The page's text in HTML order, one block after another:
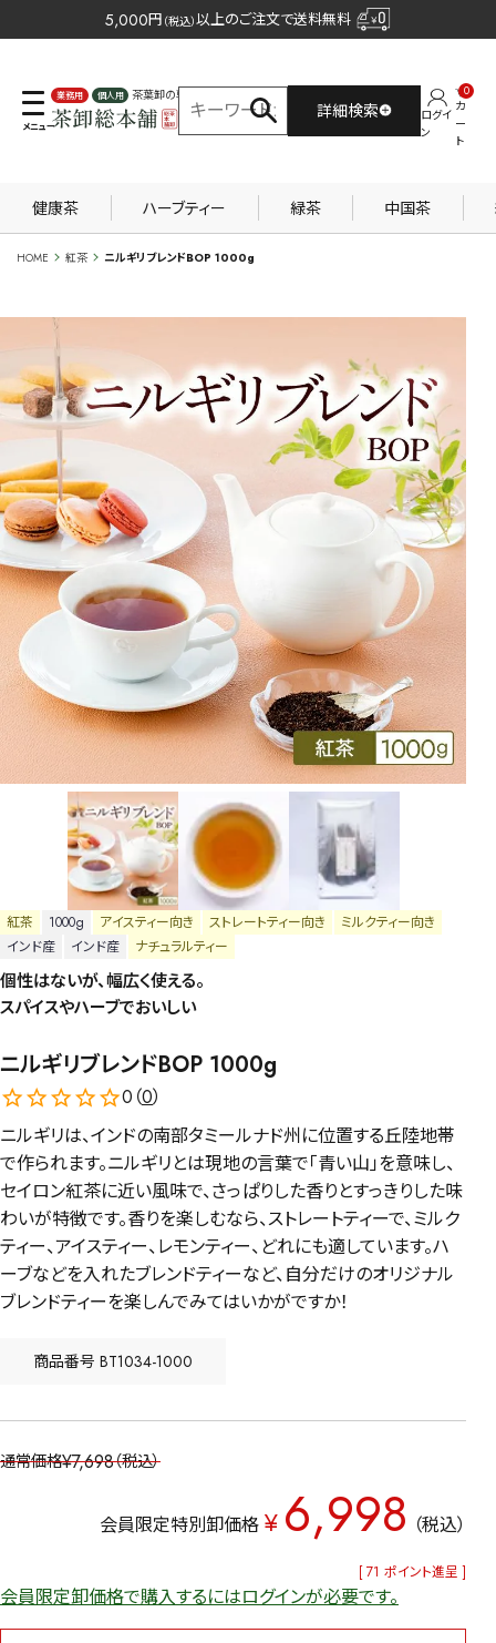
5,000円 （税込）以上のご注文で送料無料
業務用 個人用
茶葉卸の専門サイト
詳細検索
ログイ
ン
カ
ー
ト
0
健康茶 ハーブティー 緑茶 中国茶
HOME 紅茶 ニルギリブレンドBOP 1000g
紅茶 1000g アイスティー向き ストレートティー向き
ミルクティー向き
インド産
インド産 ナチュラルティー
個性はないが、幅広く使える。
スパイスやハーブでおいしい
ニルギリブレンドBOP 1000g
0（0）
ニルギリは、インドの南部タミールナド州に位置する丘陸地帯
で作られます。ニルギリとは現地の言葉で「青い山」を意味し、
セイロン紅茶に近い風味で、さっぱりした香りとすっきりした味
わいが特徴です。香りを楽しむなら、ストレートティーで、ミルク
ティー、アイスティー、レモンティー、どれにも適しています。ハ
ーブなどを入れたブレンドティーなど、自分だけのオリジナル
ブレンドティーを楽しんでみてはいかがですか！
商品番号 BT1034-1000
通常価格¥7,698 税込
会員限定特別卸価格 ¥ 6,998 税込
[ 71 ポイント進呈 ]
会員限定卸価格で購入するにはログインが必要です。